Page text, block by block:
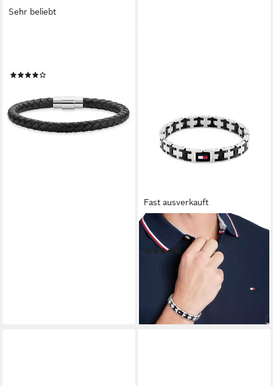
Sehr beliebt
lieferbar - in 2-3 Werktagen bei dir
Fast ausverkauft
TOMMY HILFIGER
Gliederarmband H-LINK
(4)
UVP 89,00 €
lieferbar - in 2-3 Werktagen bei dir